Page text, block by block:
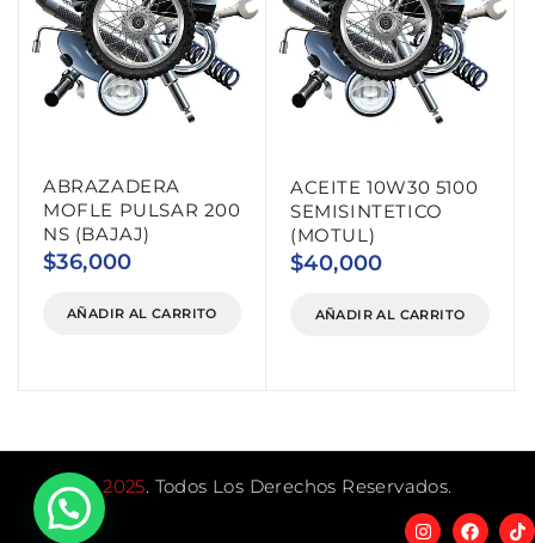
ABRAZADERA
MOFLE PULSAR 200
NS (BAJAJ)
$36,000
AÑADIR AL CARRITO
ACEITE 10W30 5100
SEMISINTETICO
(MOTUL)
$40,000
AÑADIR AL CARRITO
©2025. Todos Los Derechos Reservados.